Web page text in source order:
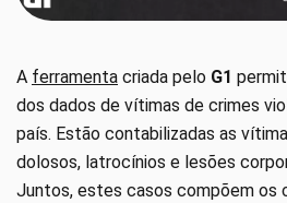
A ferramenta criada pelo G1
dos dados de vítimas de crimes
país. Estão contabilizadas as
dolosos, latrocínios e lesões
Juntos, estes casos compõem os